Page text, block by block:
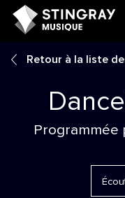
Retour à la liste
Programmée